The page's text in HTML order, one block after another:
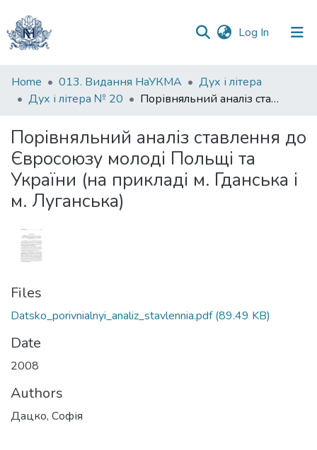
Log In (current)
Communities
&
All of DSpace
Statistics
Home 013. Видання НаУКМА
Дух і літера
Дух і літера № 20
Порівняльний аналіз ставлення до Євросоюзу молоді Польщі та України (на прикладі м. Гданська і м. Луганська)
Порівняльний аналіз ставлення до
Євросоюзу молоді Польщі та
України (на прикладі м. Гданська і
м. Луганська)
Files
Datsko_porivnialnyi_analiz_stavlennia.pdf(89.49 KB)
Date
2008
Authors
Дацко, Софія